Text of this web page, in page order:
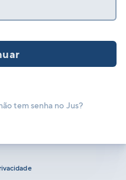
tem senha no Jus?